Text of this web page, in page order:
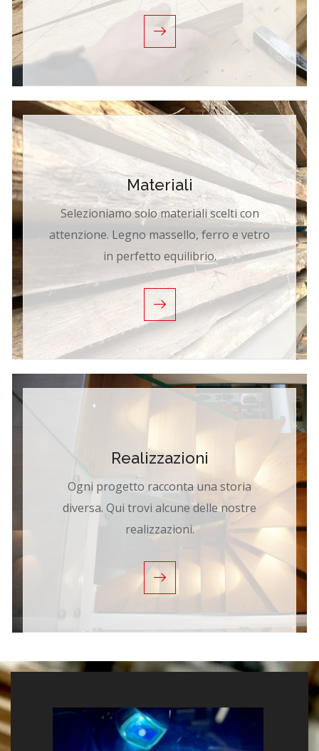
Materiali
Selezioniamo solo materiali scelti con
attenzione. Legno massello, ferro e vetro
in perfetto equilibrio.
Realizzazioni
Ogni progetto racconta una storia
diversa. Qui trovi alcune delle nostre
realizzazioni.